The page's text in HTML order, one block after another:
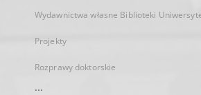
Wydawnictwa własne Biblioteki
Projekty
Rozprawy doktorskie
...